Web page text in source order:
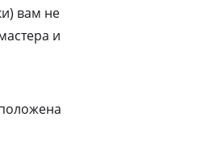
вам не
и